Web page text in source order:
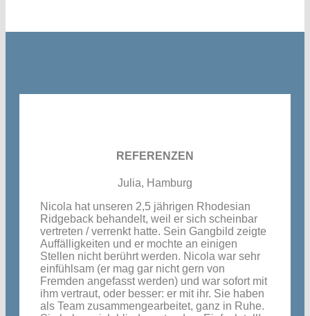
REFERENZEN
Julia, Hamburg
Nicola hat unseren 2,5 jährigen Rhodesian
Ridgeback behandelt, weil er sich scheinbar
vertreten / verrenkt hatte. Sein Gangbild zeigte
Auffälligkeiten und er mochte an einigen
Stellen nicht berührt werden. Nicola war sehr
einfühlsam (er mag gar nicht gern von
Fremden angefasst werden) und war sofort mit
ihm vertraut, oder besser: er mit ihr. Sie haben
als Team zusammengearbeitet, ganz in Ruhe.